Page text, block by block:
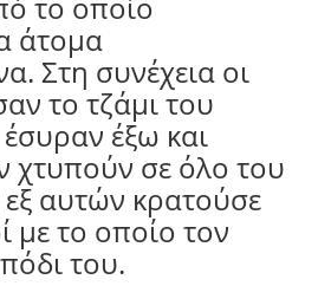
άτομα
Στη συνέχεια οι
το τζάμι του
έξω και
χτυπούν σε όλο του
αυτών κρατούσε
με το οποίο τον
του.